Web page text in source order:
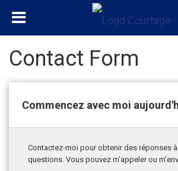
Contact Form
Commencez avec moi
Contactez-moi pour obtenir des réponses
questions. Vous pouvez m'appeler ou